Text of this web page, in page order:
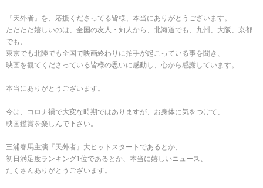
『天外者』を、応援くださってる皆様、本当にありがとうございます。
ただただ嬉しいのは、全国の友人・知人から、北海道でも、九州、大阪、京都
でも、
東京でも北陸でも全国で映画終わりに拍手が起こっている事を聞き、
映画を観てくださっている皆様の思いに感動し、心から感謝しています。
本当にありがとうございます。
今は、コロナ禍で大変な時期ではありますが、お身体に気をつけて、
映画鑑賞を楽しんで下さい。
三浦春馬主演『天外者』大ヒットスタートであるとか、
初日満足度ランキング1位であるとか、本当に嬉しいニュース、
たくさんありがとうございます。